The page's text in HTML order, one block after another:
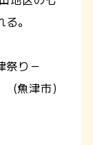
。
祭り－
(魚津市)